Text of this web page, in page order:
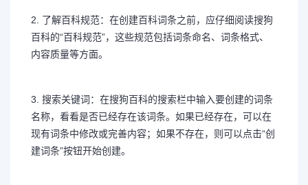
2. 了解百科规范：在创建百科词条之前，应仔细阅读搜狗
百科的“百科规范”，这些规范包括词条命名、词条格式、
内容质量等方面。
3. 搜索关键词：在搜狗百科的搜索栏中输入要创建的词条
名称，看看是否已经存在该词条。如果已经存在，可以在
现有词条中修改或完善内容；如果不存在，则可以点击“创
建词条”按钮开始创建。